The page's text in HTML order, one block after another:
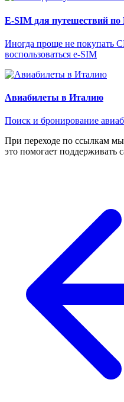
E-SIM для путешествий по
Иногда проще не покупать
воспользоваться e-SIM
Авиабилеты в Италию
Поиск и бронирование
При переходе по ссылкам
это помогает поддерживать